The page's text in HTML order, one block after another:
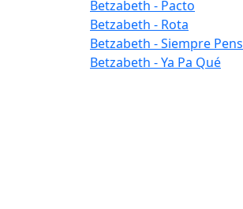
Betzabeth - Pacto
Betzabeth - Rota
Betzabeth - Siempre
Betzabeth - Ya Pa Qué